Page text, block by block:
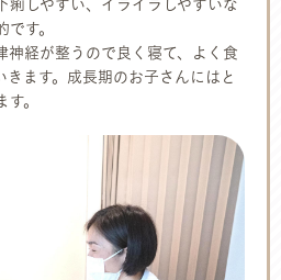
痢しやすい、イライラしやすいな
す。
神経が整うので良く寝て、よく食
きます。成長期のお子さんにはと
。